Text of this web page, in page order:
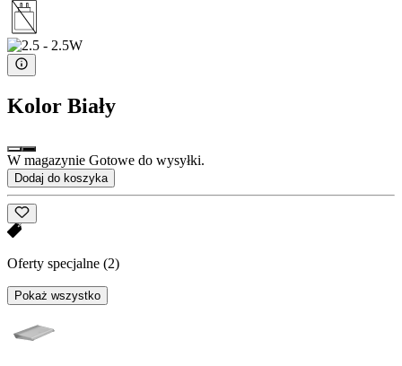
Kolor Biały
W magazynie Gotowe do wysyłki.
Dodaj do koszyka
Oferty specjalne (2)
Pokaż wszystko